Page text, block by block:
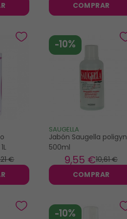
COMPRAR
€
-10%
SAUGELLA
Jabón Saugella poligyn
500ml
10,61 €
9,55 €
COMPRAR
-10%